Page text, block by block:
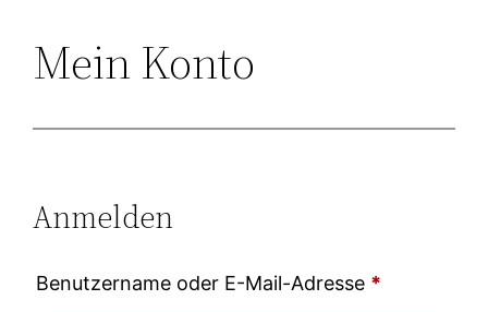
Mein Konto
Anmelden
Benutzername oder E-Mail-Adresse *